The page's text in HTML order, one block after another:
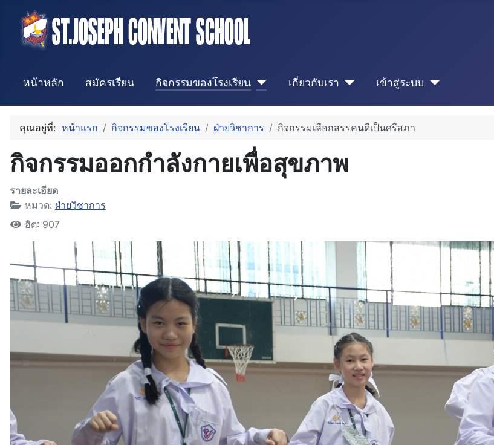
หน้าหลัก สมัครเรียน กิจกรรมของโรงเรียน เกี่ยวกับเรา เข้าสู่ระบบ
คุณอยู่ที่: หน้าแรก กิจกรรมของโรงเรียน ฝ่ายวิชาการ กิจกรรมเลือกสรรคนดีเป็นศรีสภา
กิจกรรมออกกำลังกายเพื่อสุขภาพ
รายละเอียด
หมวด: ฝ่ายวิชาการ
ฮิต: 907